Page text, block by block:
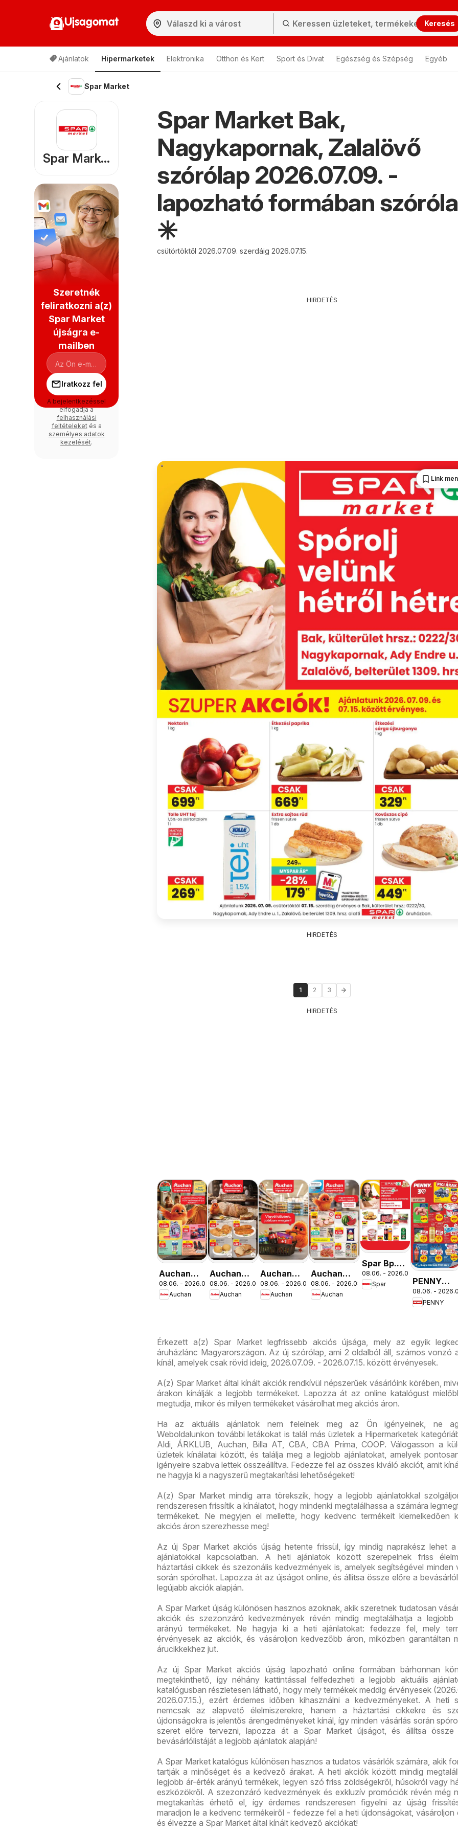
Ujsagomat Keresés
Ajánlatok Hipermarketek Elektronika Otthon és Kert Sport és Divat Egészség és Szépség Egyéb
Spar Market
Spar Market Bak,
Nagykapornak, Zalalövő
szórólap 2026.07.09. -
lapozható formában
✳️
csütörtöktől 2026.07.09. szerdáig 2026.07.15.
HIRDETÉS
Link
HIRDETÉS
1 2 3
HIRDETÉS
Auchan
Iskolakezdés
ajánlatok
08.06. - 2026.08.19.
Auchan
Auchan
Pékség
ajánlataink
08.06. - 2026.08.12.
Auchan
Auchan
Mennyiségi
kedvezmény
08.06. - 2026.08.19.
Auchan
Auchan
Szupermarket
akciós
08.06. - 2026.08.12.
Auchan
Spar Bp.
XIII.
Országbíró
08.06. - 2026.08.12.
Spar
PENNY
aktuális
akciós
08.06. -
PENNY
Érkezett a(z) Spar Market legfrissebb akciós újsága, mely az egyik
áruházlánc Magyarországon. Az új szórólap, ami 2 oldalból áll, számos vonzó
kínál, amelyek csak rövid ideig, 2026.07.09. - 2026.07.15. között érvényesek.
A(z) Spar Market által kínált akciók rendkívül népszerűek vásárlóink körében,
árakon kínálják a legjobb termékeket. Lapozza át az online katalógust
megtudja, mikor és milyen termékeket vásárolhat meg akciós áron.
Ha az aktuális ajánlatok nem felelnek meg az Ön igényeinek, ne
Weboldalunkon további letákokat is talál más üzletek a Hipermarketek
Aldi, ÁRKLUB, Auchan, Billa AT, CBA, CBA Príma, COOP. Válogasson a
üzletek kínálatai között, és találja meg a legjobb ajánlatokat, amelyek
igényeire szabva lettek összeállítva. Fedezze fel az összes kiváló akciót, amit
ne hagyja ki a nagyszerű megtakarítási lehetőségeket!
A(z) Spar Market mindig arra törekszik, hogy a legjobb ajánlatokkal
rendszeresen frissítik a kínálatot, hogy mindenki megtalálhassa a számára
termékeket. Ne megyjen el mellette, hogy kedvenc termékeit kiemelkedően
akciós áron szerezhesse meg!
Az új Spar Market akciós újság hetente frissül, így mindig naprakész lehet a
ajánlatokkal kapcsolatban. A heti ajánlatok között szerepelnek friss
háztartási cikkek és szezonális kedvezmények is, amelyek segítségével minden
során spórolhat. Lapozza át az újságot online, és állítsa össze előre a
legújabb akciók alapján.
A Spar Market újság különösen hasznos azoknak, akik szeretnek tudatosan
akciók és szezonzáró kedvezmények révén mindig megtalálhatja a legjobb
arányú termékeket. Ne hagyja ki a heti ajánlatokat: fedezze fel, mely
érvényesek az akciók, és vásároljon kedvezőbb áron, miközben garantáltan
árucikkekhez jut.
Az új Spar Market akciós újság lapozható online formában bárhonnan
megtekinthető, így néhány kattintással felfedezheti a legjobb aktuális
katalógusban részletesen látható, hogy mely termékek meddig érvényesek
2026.07.15.), ezért érdemes időben kihasználni a kedvezményeket. A heti
nemcsak az alapvető élelmiszerekre, hanem a háztartási cikkekre és
újdonságokra is jelentős árengedményeket kínál, így minden vásárlás során
szeret előre tervezni, lapozza át a Spar Market újságot, és állítsa
bevásárlólistáját a legjobb ajánlatok alapján!
A Spar Market katalógus különösen hasznos a tudatos vásárlók számára, akik
tartják a minőséget és a kedvező árakat. A heti akciók között mindig
legjobb ár-érték arányú termékek, legyen szó friss zöldségekről, húsokról vagy
eszközökről. A szezonzáró kedvezmények és exkluzív promóciók révén még
megtakarítás érhető el, így érdemes rendszeresen figyelni az újság
maradjon le a kedvenc termékeiről - fedezze fel a heti újdonságokat, vásároljon
és élvezze a Spar Market által kínált kedvező akciókat!
Spar Market
Szeretnék
feliratkozni a(z)
Spar Market
újságra e-
mailben
Iratkozz fel
A bejelentkezéssel
elfogadja a
felhasználási
feltételeketés a
személyes adatok
kezelését.